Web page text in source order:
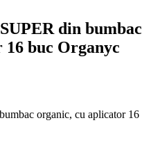
din bumbac
buc Organyc
organic, cu aplicator 16